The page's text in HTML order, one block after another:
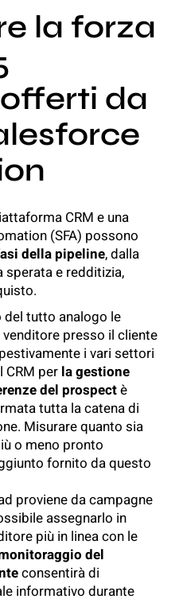
la forza
da
CRM e una
(SFA) possono
della pipeline, dalla
sperata e redditizia,
del tutto analogo le
presso il cliente
i vari settori
CRM per la gestione
del prospectè
tutta la catena di
Misurare quanto sia
o meno pronto
fornito da questo
proviene da campagne
assegnarlo in
più in linea con le
del
consentirà di
informativo durante